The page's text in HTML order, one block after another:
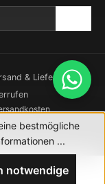
& Lieferung
vorbehalten.
bestmögliche
...
notwendige